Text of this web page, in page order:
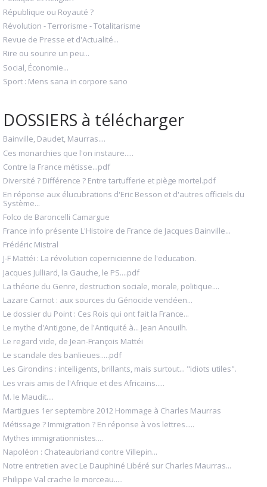
République ou Royauté ?
Révolution - Terrorisme - Totalitarisme
Revue de Presse et d'Actualité...
Rire ou sourire un peu...
Social, Économie...
Sport : Mens sana in corpore sano
DOSSIERS à télécharger
Bainville, Daudet, Maurras....
Ces monarchies que l'on instaure.....
Contre la France métisse...pdf
Diversité ? Différence ? Entre tartufferie et piège mortel.pdf
En réponse aux élucubrations d'Eric Besson et d'autres officiels du
Système...
Folco de Baroncelli Camargue
France info présente L'Histoire de France de Jacques Bainville...
Frédéric Mistral
J-F Mattéi : La révolution copernicienne de l'education.
Jacques Julliard, la Gauche, le PS....pdf
La théorie du Genre, destruction sociale, morale, politique....
Lazare Carnot : aux sources du Génocide vendéen...
Le dossier du Point : Ces Rois qui ont fait la France...
Le mythe d'Antigone, de l'Antiquité à... Jean Anouilh.
Le regard vide, de Jean-François Mattéi
Le scandale des banlieues.....pdf
Les Girondins : intelligents, brillants, mais surtout... "idiots utiles".
Les vrais amis de l'Afrique et des Africains.....
M. le Maudit....
Martigues 1er septembre 2012 Hommage à Charles Maurras
Métissage ? Immigration ? En réponse à vos lettres.....
Mythes immigrationnistes....
Napoléon : Chateaubriand contre Villepin...
Notre entretien avec Le Dauphiné Libéré sur Charles Maurras...
Philippe Val crache le morceau.....